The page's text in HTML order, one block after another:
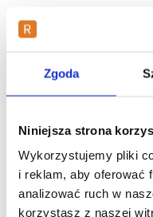
Zgoda
Niniejsza strona
Wykorzystujemy pliki
i reklam, aby oferować
analizować ruch w
korzystasz z naszej
To najczęstsza forma
nawracającymi
być:
Łagodne
Ciężkie
Ciężkie z objawami
Choroba